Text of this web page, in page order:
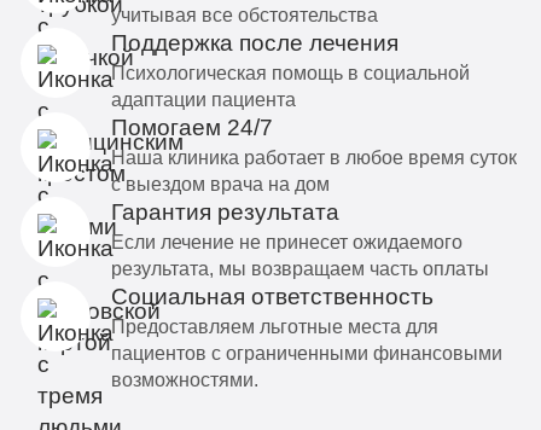
учитывая все обстоятельства
Поддержка после лечения
Психологическая помощь в социальной
адаптации пациента
Помогаем 24/7
Наша клиника работает в любое время суток
с выездом врача на дом
Гарантия результата
Если лечение не принесет ожидаемого
результата, мы возвращаем часть оплаты
Социальная ответственность
Предоставляем льготные места для
пациентов с ограниченными финансовыми
возможностями.